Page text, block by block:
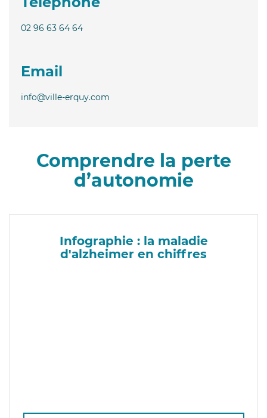
02 96 63 64 64
Email
info@ville-erquy.com
Comprendre la perte
d’autonomie
Infographie : la maladie
d'alzheimer en chiffres